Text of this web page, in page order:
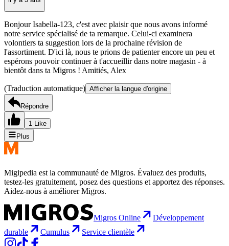
Bonjour Isabella-123, c'est avec plaisir que nous avons informé
notre service spécialisé de ta remarque. Celui-ci examinera
volontiers ta suggestion lors de la prochaine révision de
l'assortiment. D'ici là, nous te prions de patienter encore un peu et
espérons pouvoir continuer à t'accueillir dans notre magasin - à
bientôt dans ta Migros ! Amitiés, Alex
(Traduction automatique) Afficher la langue d'origine
Répondre
1 Like
Plus
Migipedia est la communauté de Migros. Évaluez des produits,
testez-les gratuitement, posez des questions et apportez des réponses.
Aidez-nous à améliorer Migros.
Migros Online
Développement
durable
Cumulus Service clientèle